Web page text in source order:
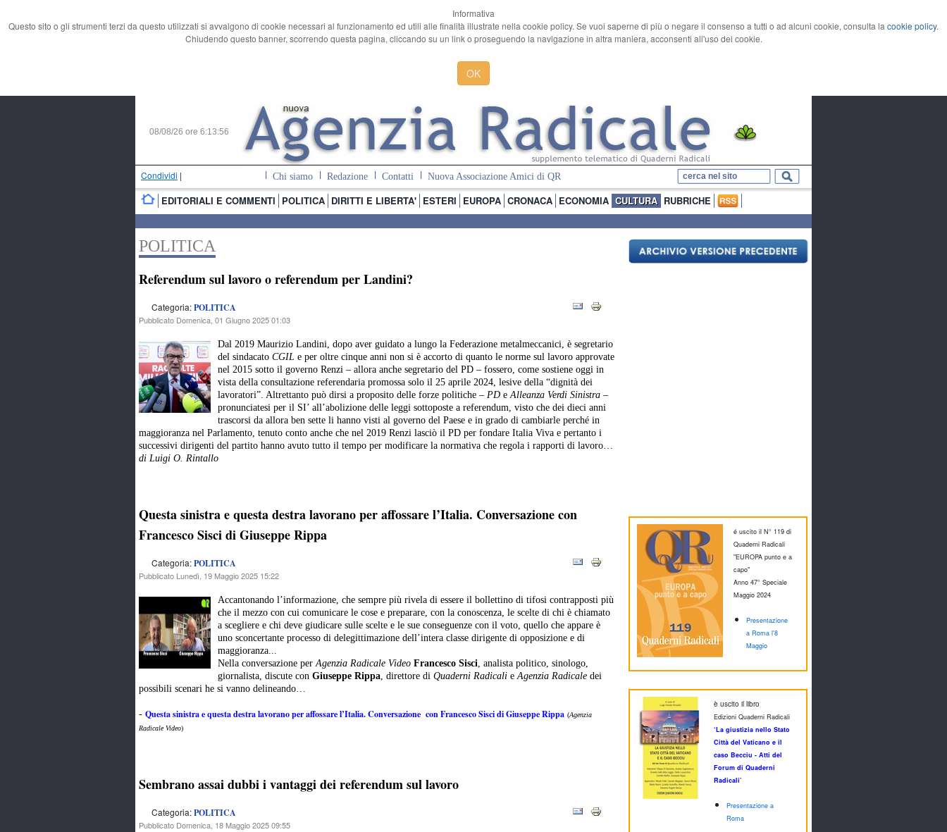
Informativa
Questo sito o gli strumenti terzi da questo utilizzati si avvalgono di cookie necessari al funzionamento ed utili alle finalità illustrate nella cookie policy. Se vuoi saperne di più o negare il consenso a tutti o ad alcuni cookie, consulta la cookie policy.
Chiudendo questo banner, scorrendo questa pagina, cliccando su un link o proseguendo la navigazione in altra maniera, acconsenti all'uso dei cookie.
OK
08/08/26 ore 6:13:57
Condividi | Chi siamo Redazione Contatti Nuova Associazione Amici di QR
EDITORIALI E COMMENTI POLITICA DIRITTI E LIBERTA' ESTERI EUROPA CRONACA ECONOMIA CULTURA RUBRICHE
POLITICA
Referendum sul lavoro o referendum per Landini?
Categoria:POLITICA
Pubblicato Domenica, 01 Giugno 2025 01:03
Dal 2019 Maurizio Landini, dopo aver guidato a lungo la Federazione metalmeccanici, è segretario
del sindacato CGIL e per oltre cinque anni non si è accorto di quanto le norme sul lavoro approvate
nel 2015 sotto il governo Renzi – allora anche segretario del PD – fossero, come sostiene oggi in
vista della consultazione referendaria promossa solo il 25 aprile 2024, lesive della “dignità dei
lavoratori”. Altrettanto può dirsi a proposito delle forze politiche – PD e Alleanza Verdi Sinistra –
pronunciatesi per il SI’ all’abolizione delle leggi sottoposte a referendum, visto che dei dieci anni
trascorsi da allora ben sette li hanno visti al governo del Paese e in grado di cambiarle perché in
maggioranza nel Parlamento, tenuto conto anche che nel 2019 Renzi lasciò il PD per fondare Italia Viva e pertanto i
successivi dirigenti del partito hanno avuto tutto il tempo per modificare la normativa che regola i rapporti di lavoro…
di Luigi O. Rintallo
Questa sinistra e questa destra lavorano per affossare l’Italia. Conversazione con
Francesco Sisci di Giuseppe Rippa
Categoria:POLITICA
Pubblicato Lunedì, 19 Maggio 2025 15:22
Accantonando l’informazione, che sempre più rivela di essere il bollettino di tifosi contrapposti più
che il mezzo con cui comunicare le cose e preparare, con la conoscenza, le scelte di chi è chiamato
a scegliere e chi deve giudicare sulle scelte e le sue conseguenze con il voto, quello che appare è
uno sconcertante processo di delegittimazione dell’intera classe dirigente di opposizione e di
maggioranza...
Nella conversazione perAgenzia Radicale Video Francesco Sisci, analista politico, sinologo,
giornalista, discute con Giuseppe Rippa, direttore di Quaderni Radicali eAgenzia Radicale dei
possibili scenari he si vanno delineando…
- Questa sinistra e questa destra lavorano per affossare l’Italia. Conversazione con Francesco Sisci di Giuseppe Rippa (Agenzia
Radicale Video)
Sembrano assai dubbi i vantaggi dei referendum sul lavoro
Categoria:POLITICA
Pubblicato Domenica, 18 Maggio 2025 09:55
é uscito il N° 119 di
Quaderni Radicali
"EUROPA punto e a
capo"
Anno 47° Speciale
Maggio 2024
Presentazione
a Roma l'8
Maggio
è uscito il libro
Edizioni Quaderni Radicali
‘La giustizia nello Stato
Città del Vaticano e il
caso Becciu - Atti del
Forum di Quaderni
Radicali’
Presentazione a
Roma